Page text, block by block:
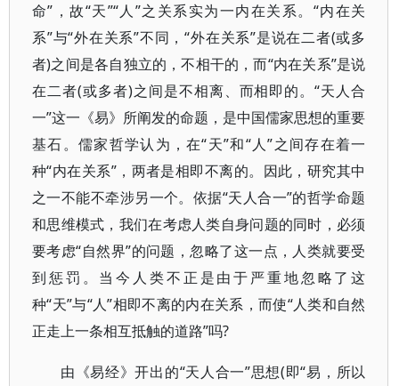
命”，故“天”“人”之关系实为一内在关系。“内在关
系”与“外在关系”不同，“外在关系”是说在二者(或多
者)之间是各自独立的，不相干的，而“内在关系”是说
在二者(或多者)之间是不相离、而相即的。“天人合
一”这一《易》所阐发的命题，是中国儒家思想的重要
基石。儒家哲学认为，在“天”和“人”之间存在着一
种“内在关系”，两者是相即不离的。因此，研究其中
之一不能不牵涉另一个。依据“天人合一”的哲学命题
和思维模式，我们在考虑人类自身问题的同时，必须
要考虑“自然界”的问题，忽略了这一点，人类就要受
到惩罚。当今人类不正是由于严重地忽略了这
种“天”与“人”相即不离的内在关系，而使“人类和自然
正走上一条相互抵触的道路”吗?
由《易经》开出的“天人合一”思想(即“易，所以